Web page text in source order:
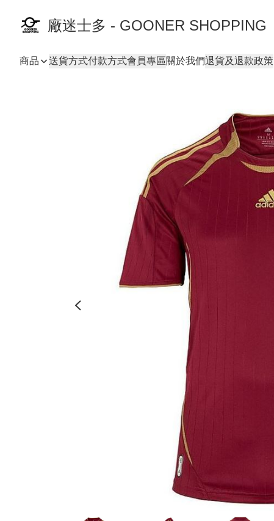
廠迷士多 - GOONER SHOPPING
商品 送貨方式付款方式會員專區關於我們退貨及退款政策